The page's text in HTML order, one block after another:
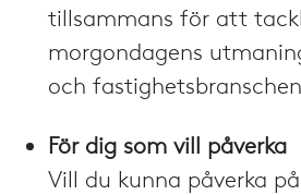
tillsammans för att
morgondagens
och
För dig som vill påverka
Vill du kunna påverka